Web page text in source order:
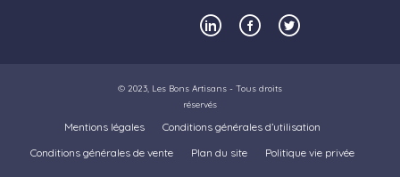
© 2023, Les Bons Artisans - Tous droits
réservés
Mentions légales
Conditions générales d’utilisation
Conditions générales de vente
Plan du site Politique vie privée